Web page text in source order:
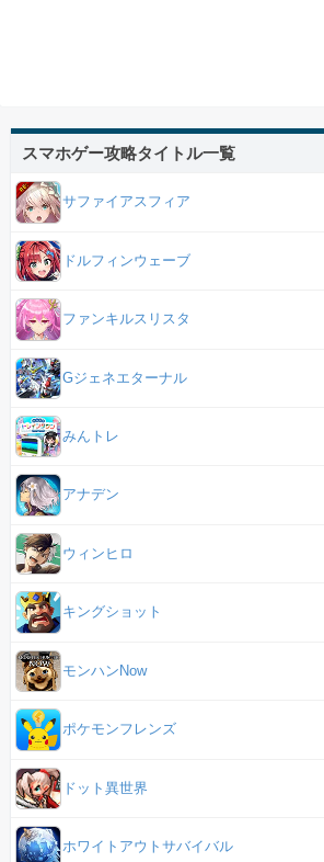
スマホゲー攻略タイトル一覧
サファイアスフィア
ドルフィンウェーブ
ファンキルスリスタ
Gジェネエターナル
みんトレ
アナデン
ウィンヒロ
キングショット
モンハンNow
ポケモンフレンズ
ドット異世界
ホワイトアウトサバイバル